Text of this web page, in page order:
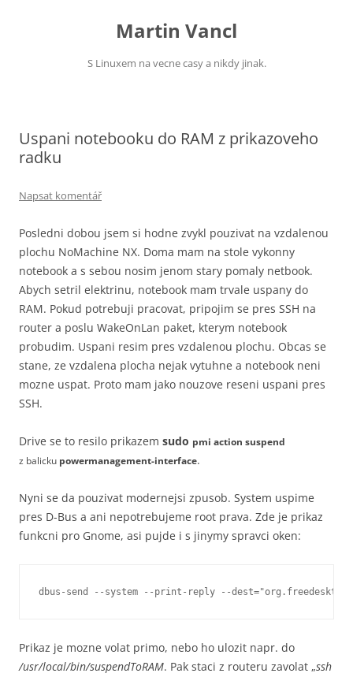
Martin Vancl
S Linuxem na vecne casy a nikdy jinak.
Uspani notebooku do RAM z prikazoveho
radku
Napsat komentář
Posledni dobou jsem si hodne zvykl pouzivat na vzdalenou
plochu NoMachine NX. Doma mam na stole vykonny
notebook a s sebou nosim jenom stary pomaly netbook.
Abych setril elektrinu, notebook mam trvale uspany do
RAM. Pokud potrebuji pracovat, pripojim se pres SSH na
router a poslu WakeOnLan paket, kterym notebook
probudim. Uspani resim pres vzdalenou plochu. Obcas se
stane, ze vzdalena plocha nejak vytuhne a notebook neni
mozne uspat. Proto mam jako nouzove reseni uspani pres
SSH.
Drive se to resilo prikazem sudo pmi action suspend
z balicku powermanagement-interface.
Nyni se da pouzivat modernejsi zpusob. System uspime
pres D-Bus a ani nepotrebujeme root prava. Zde je prikaz
funkcni pro Gnome, asi pujde i s jinymy spravci oken:
Prikaz je mozne volat primo, nebo ho ulozit napr. do
/usr/local/bin/suspendToRAM. Pak staci z routeru zavolat „ssh